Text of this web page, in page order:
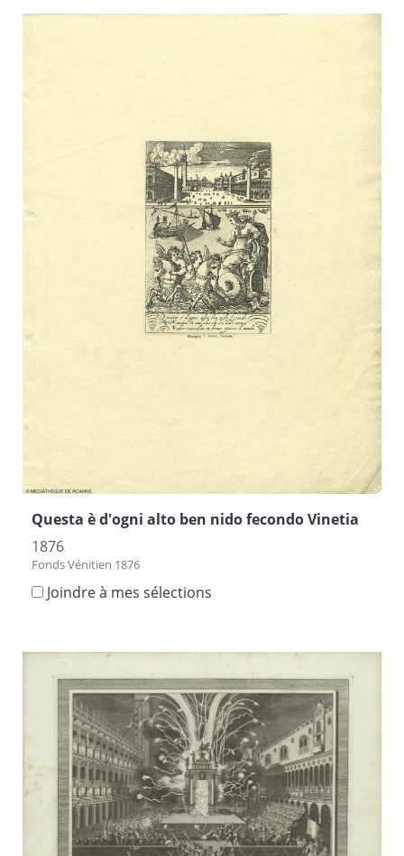
Questa è d'ogni alto ben nido fecondo Vinetia
1876
Fonds Vénitien 1876
Joindre à mes sélections